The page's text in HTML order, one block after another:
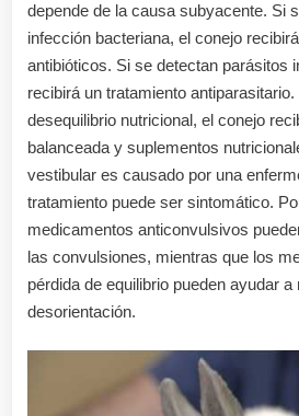
depende de la causa subyacente. Si
infección bacteriana, el conejo
antibióticos. Si se detectan parásitos
recibirá un tratamiento
desequilibrio nutricional, el conejo
balanceada y suplementos
vestibular es causado por una
tratamiento puede ser sintomático.
medicamentos anticonvulsivos
las convulsiones, mientras que los
pérdida de equilibrio pueden ayudar a
desorientación.